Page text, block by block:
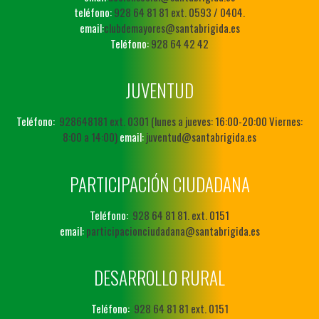
teléfono:928 64 81 81 ext. 0593 / 0404.
email:clubdemayores@santabrigida.es
Teléfono:928 64 42 42
JUVENTUD
Teléfono: 928648181 ext. 0301 (lunes a jueves: 16:00-20:00 Viernes:
8:00 a 14:00)email:juventud@santabrigida.es
PARTICIPACIÓN CIUDADANA
Teléfono: 928 64 81 81. ext. 0151
email:participacionciudadana@santabrigida.es
DESARROLLO RURAL
Teléfono:928 64 81 81 ext. 0151